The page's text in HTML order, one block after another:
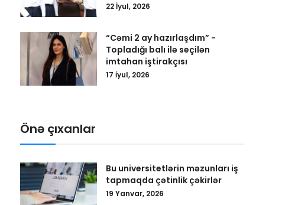
22 İyul, 2026
“Cəmi 2 ay hazırlaşdım” -
Topladığı balı ilə seçilən
imtahan iştirakçısı
17 İyul, 2026
Önə çıxanlar
Bu universitetlərin məzunları iş
tapmaqda çətinlik çəkirlər
19 Yanvar, 2026